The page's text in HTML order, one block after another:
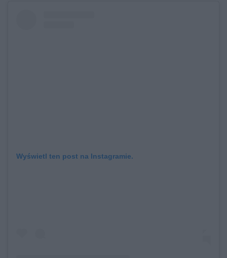
Wyświetl ten post na Instagramie.